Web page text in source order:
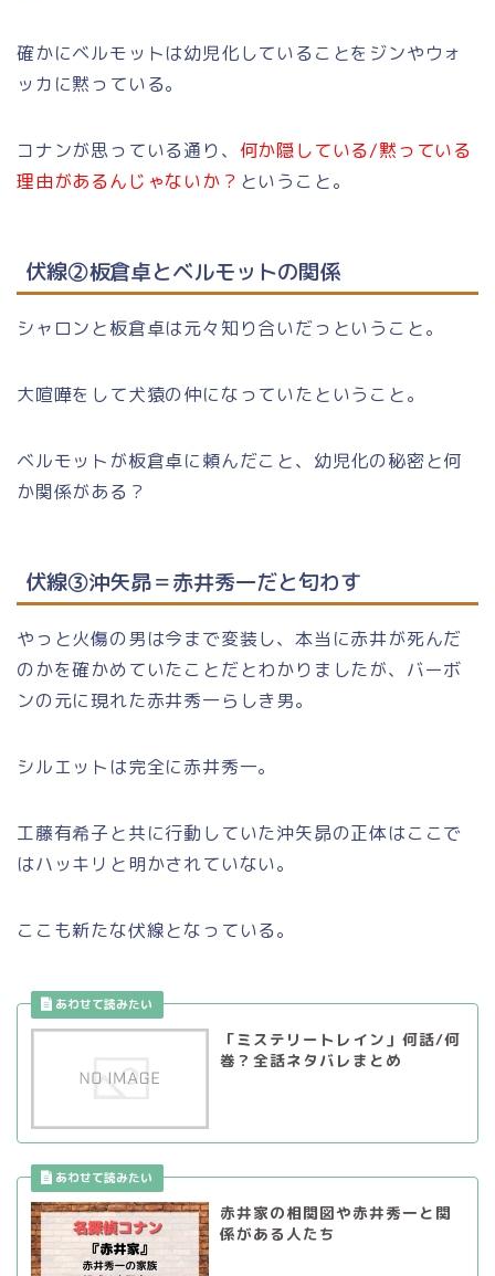
確かにベルモットは幼児化していることをジンやウォ
ッカに黙っている。
コナンが思っている通り、 何か隠している/黙っている
理由があるんじゃないか？ ということ。
伏線②板倉卓とベルモットの関係
シャロンと板倉卓は元々知り合いだっということ。
大喧嘩をして犬猿の仲になっていたということ。
ベルモットが板倉卓に頼んだこと、幼児化の秘密と何
か関係がある？
伏線③沖矢昴＝赤井秀一だと匂わす
やっと火傷の男は今まで変装し、本当に赤井が死んだ
のかを確かめていたことだとわかりましたが、バーボ
ンの元に現れた赤井秀一らしき男。
シルエットは完全に赤井秀一。
工藤有希子と共に行動していた沖矢昴の正体はここで
はハッキリと明かされていない。
ここも新たな伏線となっている。
「ミステリートレイン」何話/何
巻？全話ネタバレまとめ
赤井家の相関図や赤井秀一と関
係がある人たち